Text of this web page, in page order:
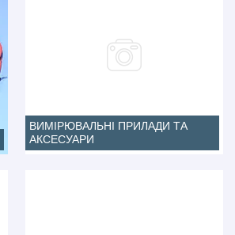
ВИМІРЮВАЛЬНІ ПРИЛАДИ ТА
АКСЕСУАРИ